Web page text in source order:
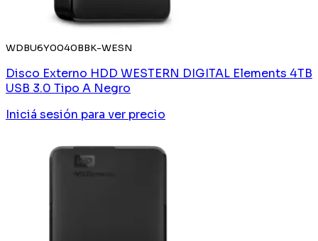
WDBU6Y0040BBK-WESN
Disco Externo HDD WESTERN DIGITAL Elements 4TB
USB 3.0 Tipo A Negro
Iniciá sesión para ver precio